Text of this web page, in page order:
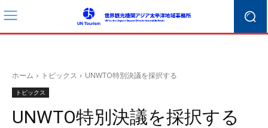
ホーム トピックス UNWTO特別決議を採択する
トピックス
UNWTO特別決議を採択する